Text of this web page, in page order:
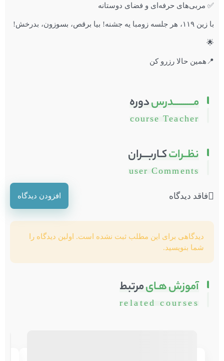
✅ مربی‌های حرفه‌ای و فضای دوستانه
با زین ۱۱۹، هر جلسه زومبا یه جشنه! بیا برقص، بسوزون، بدرخش!
🌟
📍همین حالا رزرو کن
مــــــــــدرسدوره
course Teacher
نظــراتکـاربـــران
user Comments
فاقد دیدگاه افزودن دیدگاه
دیدگاهی برای این مطلب ثبت نشده است. اولین دیدگاه را
شما بنویسید.
آموزش هـایمرتبط
related courses